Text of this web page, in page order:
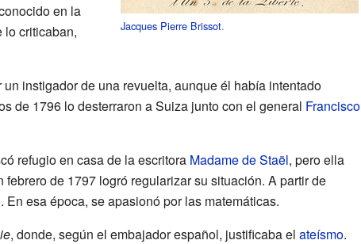
Jacques Pierre Brissot.
en la
lo criticaban,
instigador de una revuelta, aunque él había intentado
de 1796 lo desterraron a Suiza junto con el general Francisco
refugio en casa de la escritora Madame de Staël, pero ella
de 1797 logró regularizar su situación. A partir de
esa época, se apasionó por las matemáticas.
, donde, según el embajador español, justificaba el ateísmo.